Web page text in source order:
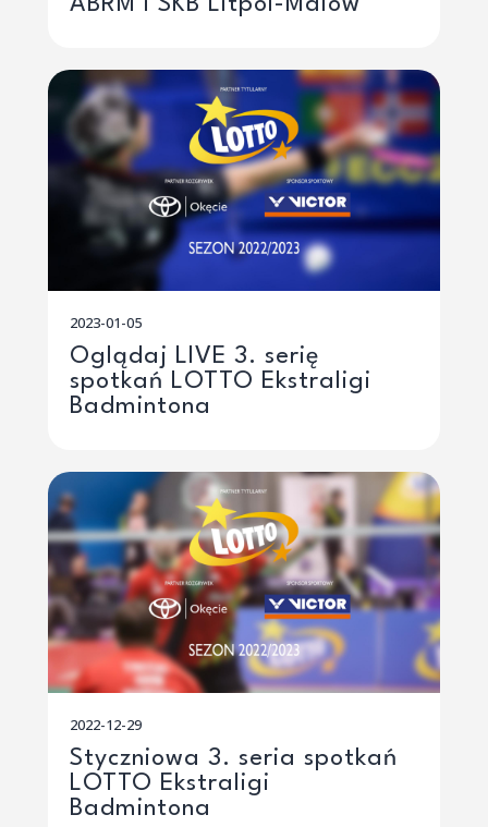
2023-01-05
Oglądaj LIVE 3. serię
spotkań LOTTO Ekstraligi
Badmintona
2022-12-29
Styczniowa 3. seria spotkań
LOTTO Ekstraligi
Badmintona